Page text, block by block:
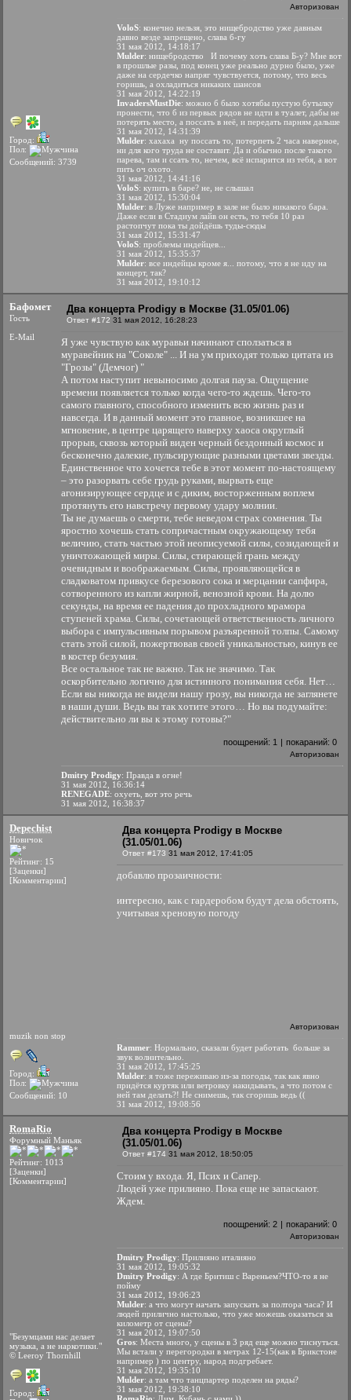
Город:
Пол:
Сообщений: 3739
Авторизован
VoloS: конечно нельзя, это нищебродство уже давным
давно везде запрещено, слава б-гу
31 мая 2012, 14:18:17
Mulder: нищебродство
И почему хоть слава Б-у? Мне вот
в прошлые разы, под конец уже реально дурно было, уже
даже на сердечко напряг чувствуется, потому, что весь
горишь, а охладиться никаких шансов
31 мая 2012, 14:22:19
InvadersMustDie: можно б было хотябы пустую бутылку
пронести, что б из первых рядов не идти в туалет, дабы не
потерять место, а поссать в неё, и передать парням дальше
31 мая 2012, 14:31:39
Mulder: хахаха ну поссать то, потерпеть 2 часа наверное,
ни для кого труда не составит. Да и обычно после такого
парева, там и ссать то, нечем, всё испарится из тебя, а вот
пить оч охото.
31 мая 2012, 14:41:16
VoloS: купить в баре? не, не слышал
31 мая 2012, 15:30:04
Mulder: в Луже например в зале не было никакого бара.
Даже если в Стадиум лайв он есть, то тебя 10 раз
растопчут пока ты дойдёшь туды-сюды
31 мая 2012, 15:31:47
VoloS: проблемы индейцев...
31 мая 2012, 15:35:37
Mulder: все индейцы кроме я... потому, что я не иду на
концерт, так?
31 мая 2012, 19:10:12
Бафомет
Гость
E-Mail
Два концерта Prodigy в Москве (31.05/01.06)
Ответ #172 31 мая 2012, 16:28:23
Я уже чувствую как муравьи начинают сползаться в
муравейник на "Соколе" ... И на ум приходят только цитата из
"Грозы" (Демчог) "
А потом наступит невыносимо долгая пауза. Ощущение
времени появляется только когда чего-то ждешь. Чего-то
самого главного, способного изменить всю жизнь раз и
навсегда. И в данный момент это главное, возникшее на
мгновение, в центре царящего наверху хаоса округлый
прорыв, сквозь который виден черный бездонный космос и
бесконечно далекие, пульсирующие разными цветами звезды.
Единственное что хочется тебе в этот момент по-настоящему
– это разорвать себе грудь руками, вырвать еще
агонизирующее сердце и с диким, восторженным воплем
протянуть его навстречу первому удару молнии.
Ты не думаешь о смерти, тебе неведом страх сомнения. Ты
яростно хочешь стать сопричастным окружающему тебя
величию, стать частью этой неописуемой силы, созидающей и
уничтожающей миры. Силы, стирающей грань между
очевидным и воображаемым. Силы, проявляющейся в
сладковатом привкусе березового сока и мерцании сапфира,
сотворенного из капли жирной, венозной крови. На долю
секунды, на время ее падения до прохладного мрамора
ступеней храма. Силы, сочетающей ответственность личного
выбора с импульсивным порывом разъяренной толпы. Самому
стать этой силой, пожертвовав своей уникальностью, кинув ее
в костер безумия.
Все остальное так не важно. Так не значимо. Так
оскорбительно логично для истинного понимания себя. Нет…
Если вы никогда не видели нашу грозу, вы никогда не заглянете
в наши души. Ведь вы так хотите этого… Но вы подумайте:
действительно ли вы к этому готовы?"
поощрений: 1 | покараний: 0
Авторизован
Dmitry Prodigy: Правда в огне!
31 мая 2012, 16:36:14
RENEGADE: охуеть, вот это речь
31 мая 2012, 16:38:37
Depechist
Новичок
Рейтинг: 15
[Заценки]
[Комментарии]
muzik non stop
Город:
Пол:
Сообщений: 10
Два концерта Prodigy в Москве
(31.05/01.06)
Ответ #173 31 мая 2012, 17:41:05
добавлю прозаичности:
интересно, как с гардеробом будут дела обстоять,
учитывая хреновую погоду
Авторизован
Rammer: Нормально, сказали будет работать больше за
звук волнительно.
31 мая 2012, 17:45:25
Mulder: я тоже переживаю из-за погоды, так как явно
придётся куртяк или ветровку накидывать, а что потом с
ней там делать?! Не снимешь, так сгоришь ведь ((
31 мая 2012, 19:08:56
RomaRio
Форумный Маньяк
Рейтинг: 1013
[Заценки]
[Комментарии]
"Безумцами нас делает
музыка, а не наркотики."
© Leeroy Thornhill
Город:
Два концерта Prodigy в Москве
(31.05/01.06)
Ответ #174 31 мая 2012, 18:50:05
Стоим у входа. Я, Псих и Сапер.
Людей уже прилияно. Пока еще не запаскают.
Ждем.
поощрений: 2 | покараний: 0
Авторизован
Dmitry Prodigy: Прилияно италияно
31 мая 2012, 19:05:32
Dmitry Prodigy: А где Бритиш с Вареньем?ЧТО-то я не
пойму
31 мая 2012, 19:06:23
Mulder: а что могут начать запускать за полтора часа? И
людей прилично настолько, что уже можешь оказаться за
километр от сцены?
31 мая 2012, 19:07:50
Gros: Места много, у сцены в 3 ряд еще можно тиснуться.
Мы встали у перегородки в метрах 12-15(как в Брикстоне
например ) по центру, народ подгребает.
31 мая 2012, 19:35:10
Mulder: а там что танцпартер поделен на ряды?
31 мая 2012, 19:38:10